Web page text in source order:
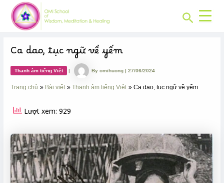
content
Search
Ca dao, tục ngữ về yếm
Thanh âm tiếng Việt | Byomihuong|27/06/2024
Trang chủ Bài viết Thanh âm tiếng Việt Ca dao, tục ngữ về yếm
Lượt xem: 929
Post
navigation
CHUYÊN
MỤC: